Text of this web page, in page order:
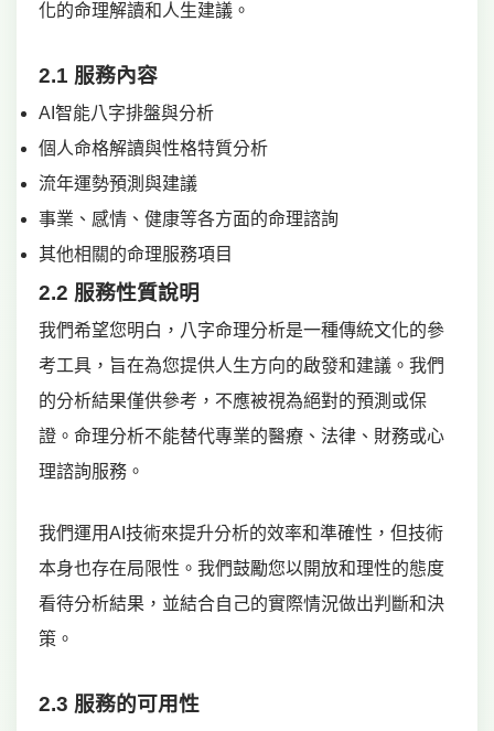
化的命理解讀和人生建議。
2.1 服務內容
AI智能八字排盤與分析
個人命格解讀與性格特質分析
流年運勢預測與建議
事業、感情、健康等各方面的命理諮詢
其他相關的命理服務項目
2.2 服務性質說明
我們希望您明白，八字命理分析是一種傳統文化的參
考工具，旨在為您提供人生方向的啟發和建議。我們
的分析結果僅供參考，不應被視為絕對的預測或保
證。命理分析不能替代專業的醫療、法律、財務或心
理諮詢服務。
我們運用AI技術來提升分析的效率和準確性，但技術
本身也存在局限性。我們鼓勵您以開放和理性的態度
看待分析結果，並結合自己的實際情況做出判斷和決
策。
2.3 服務的可用性